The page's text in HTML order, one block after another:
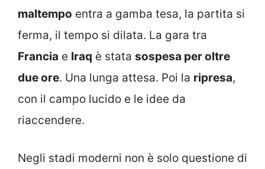
maltempo entra a gamba tesa, la partita si
ferma, il tempo si dilata. La gara tra
Francia e Iraq è stata sospesa per oltre
due ore. Una lunga attesa. Poi la ripresa,
con il campo lucido e le idee da
riaccendere.
Negli stadi moderni non è solo questione di